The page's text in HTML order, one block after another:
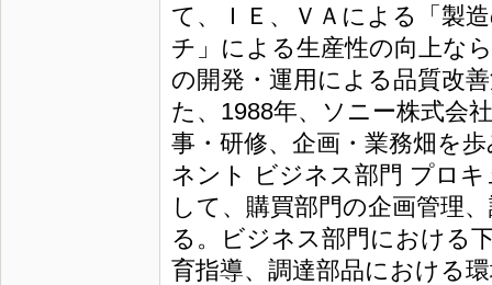
て、ＩＥ、ＶＡによる「製
チ」による生産性の向上な
の開発・運用による品質改
た、1988年、ソニー株式会
事・研修、企画・業務畑を
ネント ビジネス部門 プロ
して、購買部門の企画管理
る。ビジネス部門における
育指導、調達部品における